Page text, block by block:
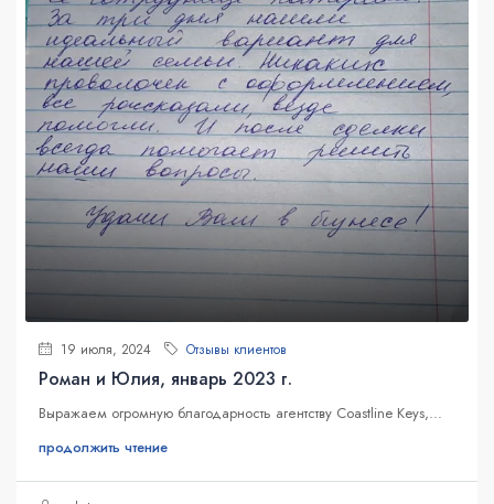
19 июля, 2024 Отзывы клиентов
Роман и Юлия, январь 2023 г.
Выражаем огромную благодарность агентству Coastline Keys,...
продолжить чтение